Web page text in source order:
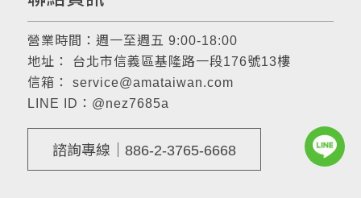
營業時間：週一至週五 9:00-18:00
地址： 台北市信義區基隆路一段176號13樓
信箱： service@amataiwan.com
LINE ID： @nez7685a
諮詢專線｜886-2-3765-6668